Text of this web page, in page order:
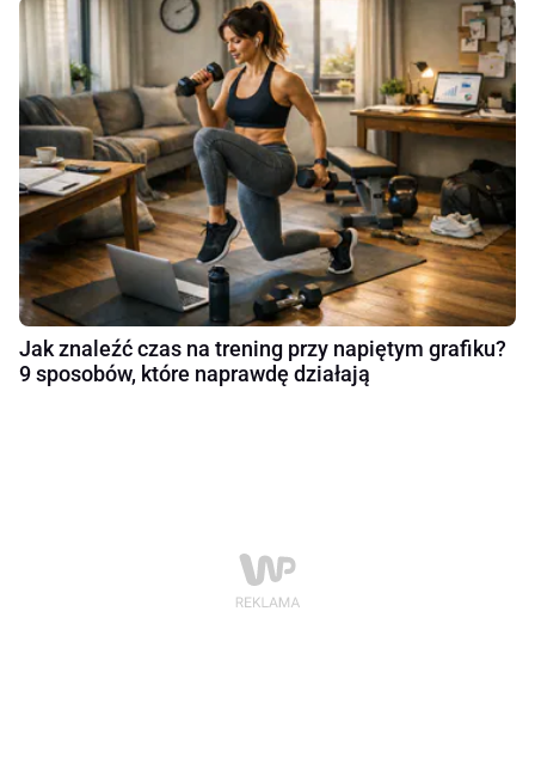
Jak znaleźć czas na trening przy napiętym grafiku?
9 sposobów, które naprawdę działają